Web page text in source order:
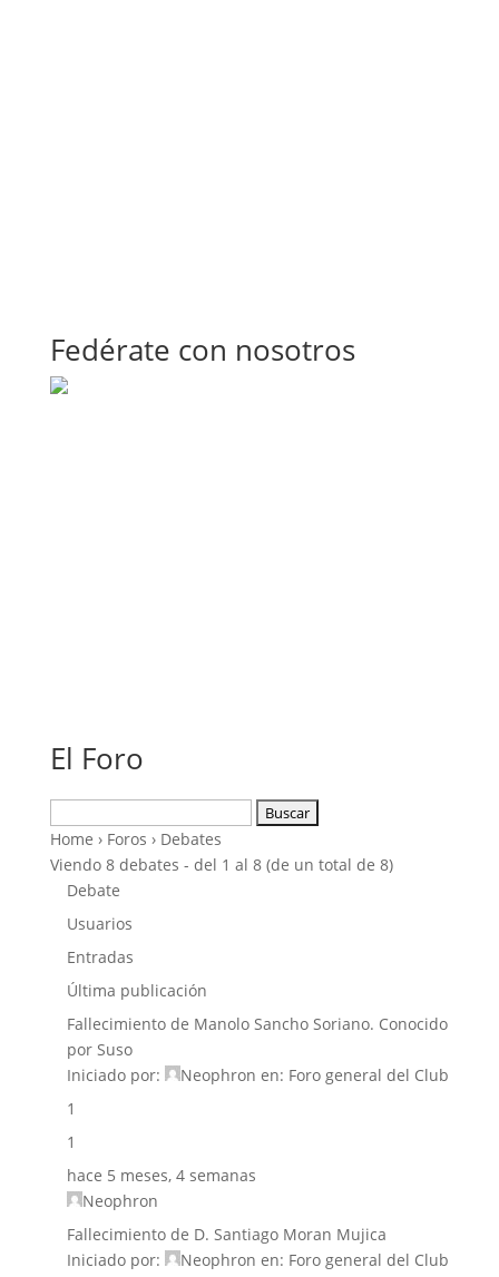
Fedérate con nosotros
El Foro
Home › Foros › Debates
Viendo 8 debates - del 1 al 8 (de un total de 8)
Debate
Usuarios
Entradas
Última publicación
Fallecimiento de Manolo Sancho Soriano. Conocido
por Suso
Iniciado por:
Neophron en: Foro general del Club
1
1
hace 5 meses, 4 semanas
Neophron
Fallecimiento de D. Santiago Moran Mujica
Iniciado por:
Neophron en: Foro general del Club